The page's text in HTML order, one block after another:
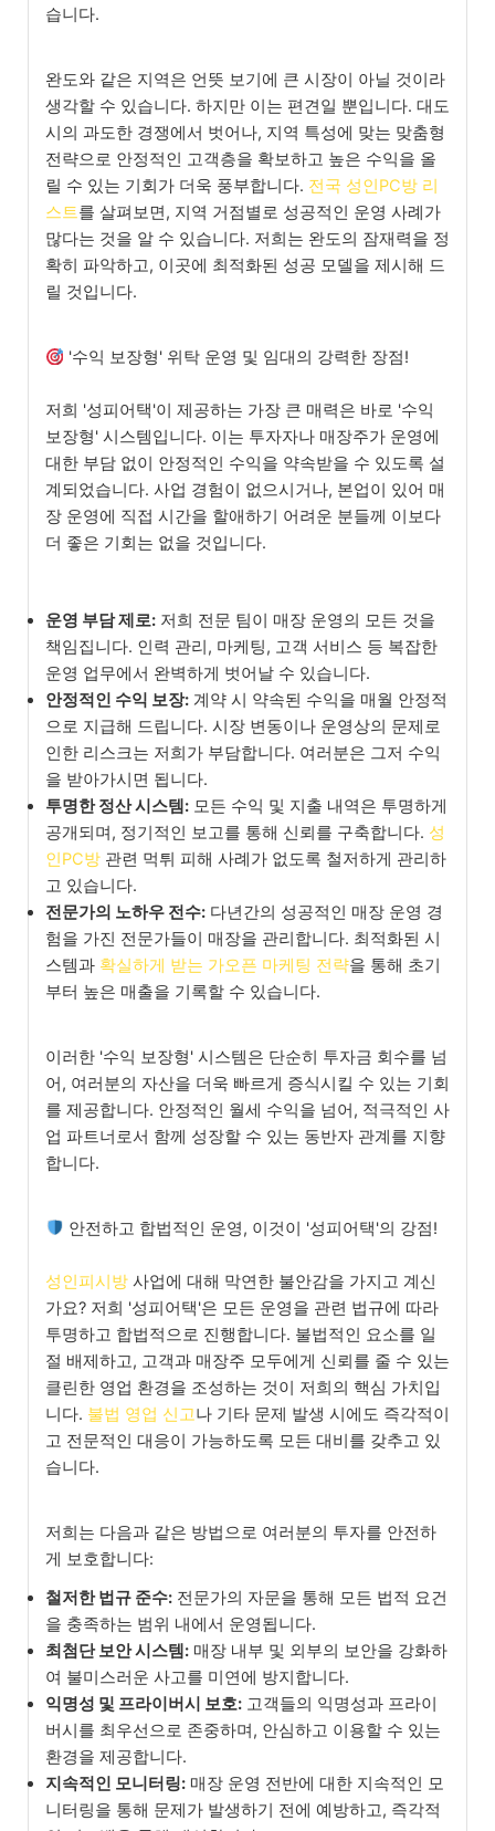
습니다.
완도와 같은 지역은 언뜻 보기에 큰 시장이 아닐 것이라
생각할 수 있습니다. 하지만 이는 편견일 뿐입니다. 대도
시의 과도한 경쟁에서 벗어나, 지역 특성에 맞는 맞춤형
전략으로 안정적인 고객층을 확보하고 높은 수익을 올
릴 수 있는 기회가 더욱 풍부합니다. 전국 성인PC방 리
스트를 살펴보면, 지역 거점별로 성공적인 운영 사례가
많다는 것을 알 수 있습니다. 저희는 완도의 잠재력을 정
확히 파악하고, 이곳에 최적화된 성공 모델을 제시해 드
릴 것입니다.
'수익 보장형' 위탁 운영 및 임대의 강력한 장점!
저희 '성피어택'이 제공하는 가장 큰 매력은 바로 '수익
보장형' 시스템입니다. 이는 투자자나 매장주가 운영에
대한 부담 없이 안정적인 수익을 약속받을 수 있도록 설
계되었습니다. 사업 경험이 없으시거나, 본업이 있어 매
장 운영에 직접 시간을 할애하기 어려운 분들께 이보다
더 좋은 기회는 없을 것입니다.
운영 부담 제로: 저희 전문 팀이 매장 운영의 모든 것을
책임집니다. 인력 관리, 마케팅, 고객 서비스 등 복잡한
운영 업무에서 완벽하게 벗어날 수 있습니다.
안정적인 수익 보장: 계약 시 약속된 수익을 매월 안정적
으로 지급해 드립니다. 시장 변동이나 운영상의 문제로
인한 리스크는 저희가 부담합니다. 여러분은 그저 수익
을 받아가시면 됩니다.
투명한 정산 시스템: 모든 수익 및 지출 내역은 투명하게
공개되며, 정기적인 보고를 통해 신뢰를 구축합니다. 성
인PC방 관련 먹튀 피해 사례가 없도록 철저하게 관리하
고 있습니다.
전문가의 노하우 전수: 다년간의 성공적인 매장 운영 경
험을 가진 전문가들이 매장을 관리합니다. 최적화된 시
스템과 확실하게 받는 가오픈 마케팅 전략을 통해 초기
부터 높은 매출을 기록할 수 있습니다.
이러한 '수익 보장형' 시스템은 단순히 투자금 회수를 넘
어, 여러분의 자산을 더욱 빠르게 증식시킬 수 있는 기회
를 제공합니다. 안정적인 월세 수익을 넘어, 적극적인 사
업 파트너로서 함께 성장할 수 있는 동반자 관계를 지향
합니다.
안전하고 합법적인 운영, 이것이 '성피어택'의 강점!
성인피시방 사업에 대해 막연한 불안감을 가지고 계신
가요? 저희 '성피어택'은 모든 운영을 관련 법규에 따라
투명하고 합법적으로 진행합니다. 불법적인 요소를 일
절 배제하고, 고객과 매장주 모두에게 신뢰를 줄 수 있는
클린한 영업 환경을 조성하는 것이 저희의 핵심 가치입
니다. 불법 영업 신고나 기타 문제 발생 시에도 즉각적이
고 전문적인 대응이 가능하도록 모든 대비를 갖추고 있
습니다.
저희는 다음과 같은 방법으로 여러분의 투자를 안전하
게 보호합니다:
철저한 법규 준수: 전문가의 자문을 통해 모든 법적 요건
을 충족하는 범위 내에서 운영됩니다.
최첨단 보안 시스템: 매장 내부 및 외부의 보안을 강화하
여 불미스러운 사고를 미연에 방지합니다.
익명성 및 프라이버시 보호: 고객들의 익명성과 프라이
버시를 최우선으로 존중하며, 안심하고 이용할 수 있는
환경을 제공합니다.
지속적인 모니터링: 매장 운영 전반에 대한 지속적인 모
니터링을 통해 문제가 발생하기 전에 예방하고, 즉각적